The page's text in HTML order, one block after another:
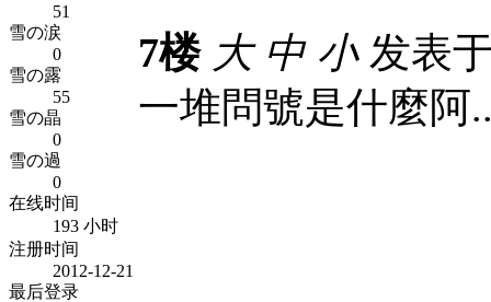
51
雪の涙
0
雪の露
55
雪の晶
0
雪の過
0
在线时间
193 小时
注册时间
2012-12-21
最后登录
7楼 大 中 小发表
一堆問號是什麼阿